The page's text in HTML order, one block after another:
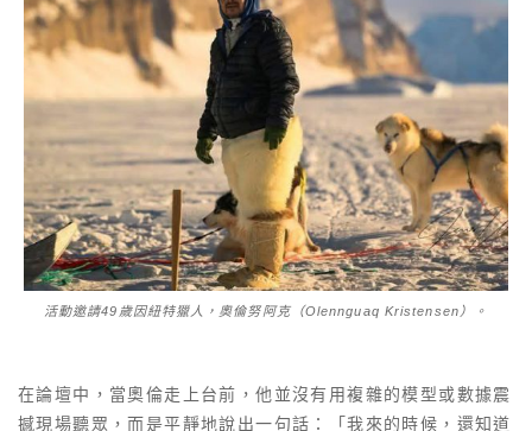
活動邀請49歲因紐特獵人，奧倫努阿克（Olennguaq Kristensen）。
在論壇中，當奧倫走上台前，他並沒有用複雜的模型或數據震
撼現場聽眾，而是平靜地說出一句話：「我來的時候，還知道